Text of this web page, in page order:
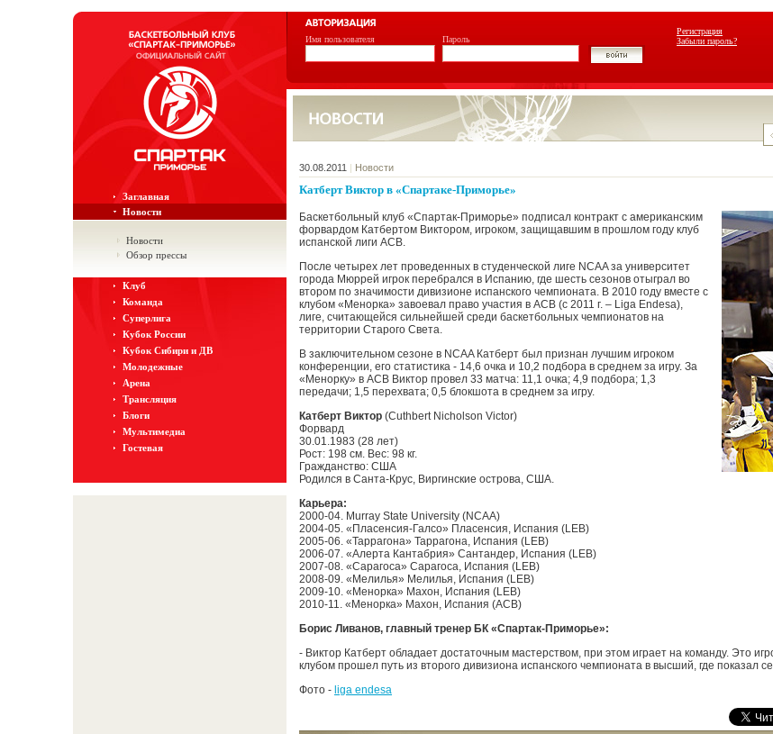
Регистрация
Забыли пароль?
Имя пользователя Пароль
Заглавная
Новости
Новости
Обзор прессы
Клуб
Команда
Суперлига
Кубок России
Кубок Сибири и ДВ
Молодежные
Арена
Трансляция
Блоги
Мультимедиа
Гостевая
30.08.2011 | Новости
Катберт Виктор в «Спартаке-Приморье»
Баскетбольный клуб «Спартак-Приморье» подписал контракт с американским
форвардом Катбертом Виктором, игроком, защищавшим в прошлом году клуб
испанской лиги ACB.
После четырех лет проведенных в студенческой лиге NCAA за университет
города Мюррей игрок перебрался в Испанию, где шесть сезонов отыграл во
втором по значимости дивизионе испанского чемпионата. В 2010 году вместе с
клубом «Менорка» завоевал право участия в ACB (с 2011 г. – Liga Endesa),
лиге, считающейся сильнейшей среди баскетбольных чемпионатов на
территории Старого Света.
В заключительном сезоне в NCAA Катберт был признан лучшим игроком
конференции, его статистика - 14,6 очка и 10,2 подбора в среднем за игру. За
«Менорку» в ACB Виктор провел 33 матча: 11,1 очка; 4,9 подбора; 1,3
передачи; 1,5 перехвата; 0,5 блокшота в среднем за игру.
Катберт Виктор (Cuthbert Nicholson Victor)
Форвард
30.01.1983 (28 лет)
Рост: 198 см. Вес: 98 кг.
Гражданство: США
Родился в Санта-Крус, Виргинские острова, США.
Карьера:
2000-04. Murray State University (NCAA)
2004-05. «Пласенсия-Галсо» Пласенсия, Испания (LEB)
2005-06. «Таррагона» Таррагона, Испания (LEB)
2006-07. «Алерта Кантабрия» Сантандер, Испания (LEB)
2007-08. «Сарагоса» Сарагоса, Испания (LEB)
2008-09. «Мелилья» Мелилья, Испания (LEB)
2009-10. «Менорка» Махон, Испания (LEB)
2010-11. «Менорка» Махон, Испания (ACB)
Борис Ливанов, главный тренер БК «Спартак-Приморье»:
- Виктор Катберт обладает достаточным мастерством, при этом играет на команду. Это
клубом прошел путь из второго дивизиона испанского чемпионата в высший, где показал
Фото - liga endesa